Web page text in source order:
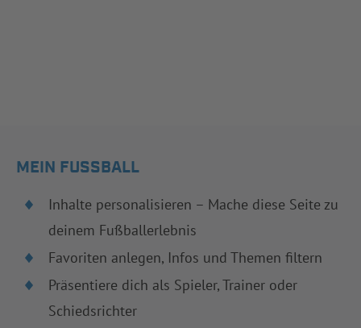
MEIN FUSSBALL
Inhalte personalisieren – Mache diese Seite zu
deinem Fußballerlebnis
Favoriten anlegen, Infos und Themen filtern
Präsentiere dich als Spieler, Trainer oder
Schiedsrichter